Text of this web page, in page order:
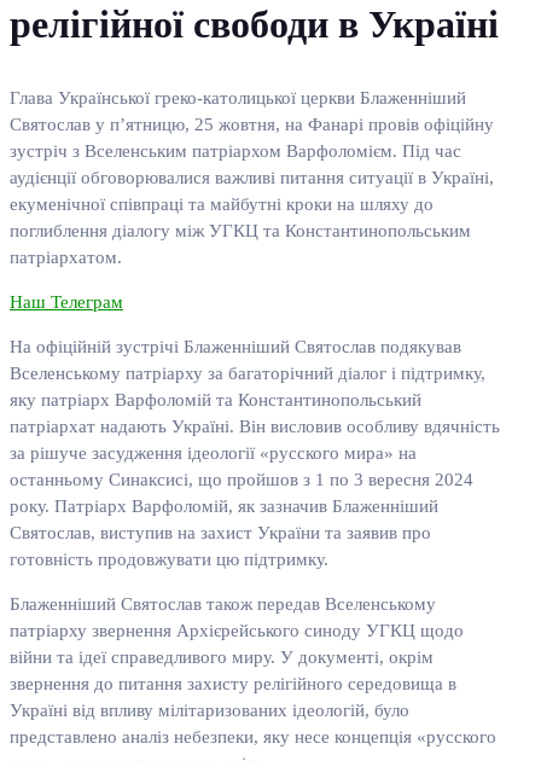
релігійної свободи в Україні
Глава Української греко-католицької церкви Блаженніший
Святослав у п’ятницю, 25 жовтня, на Фанарі провів офіційну
зустріч з Вселенським патріархом Варфоломієм. Під час
аудієнції обговорювалися важливі питання ситуації в Україні,
екуменічної співпраці та майбутні кроки на шляху до
поглиблення діалогу між УГКЦ та Константинопольським
патріархатом.
Наш Телеграм
На офіційній зустрічі Блаженніший Святослав подякував
Вселенському патріарху за багаторічний діалог і підтримку,
яку патріарх Варфоломій та Константинопольський
патріархат надають Україні. Він висловив особливу вдячність
за рішуче засудження ідеології «русского мира» на
останньому Синаксисі, що пройшов з 1 по 3 вересня 2024
року. Патріарх Варфоломій, як зазначив Блаженніший
Святослав, виступив на захист України та заявив про
готовність продовжувати цю підтримку.
Блаженніший Святослав також передав Вселенському
патріарху звернення Архієрейського синоду УГКЦ щодо
війни та ідеї справедливого миру. У документі, окрім
звернення до питання захисту релігійного середовища в
Україні від впливу мілітаризованих ідеологій, було
представлено аналіз небезпеки, яку несе концепція «русского